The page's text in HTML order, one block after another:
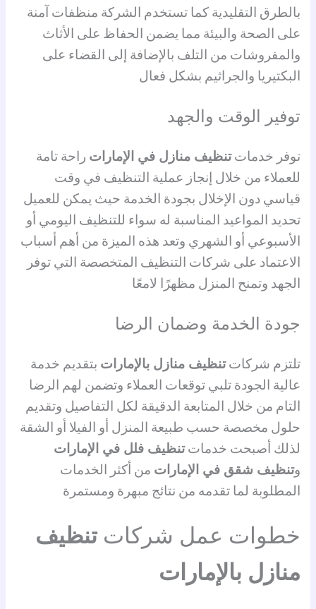
بالطرق التقليدية كما تستخدم الشركة منظفات آمنة
على الصحة والبيئة مما يضمن الحفاظ على الأثاث
والمفروشات من التلف بالإضافة إلى القضاء على
البكتيريا والجراثيم بشكل فعال
توفير الوقت والجهد
توفر خدماتتنظيف منازل في الإمارات راحة تامة
للعملاء من خلال إنجاز عملية التنظيف في وقت
قياسي دون الإخلال بجودة الخدمة حيث يمكن للعميل
تحديد المواعيد المناسبة له سواء للتنظيف اليومي أو
الأسبوعي أو الشهري وتعد هذه الميزة من أهم أسباب
الاعتماد على شركات التنظيف المتخصصة التي توفر
الجهد وتمنح المنزل مظهرًا لامعًا
جودة الخدمة وضمان الرضا
تلتزم شركاتتنظيف منازل بالإمارات بتقديم خدمة
عالية الجودة تلبي توقعات العملاء وتضمن لهم الرضا
التام من خلال المتابعة الدقيقة لكل التفاصيل وتقديم
حلول مخصصة حسب طبيعة المنزل أو الفيلا أو الشقة
لذلك أصبحت خدماتتنظيف فلل في الإمارات
وتنظيف شقق في الإمارات من أكثر الخدمات
المطلوبة لما تقدمه من نتائج مبهرة ومستمرة
خطوات عمل شركاتتنظيف
منازل بالإمارات